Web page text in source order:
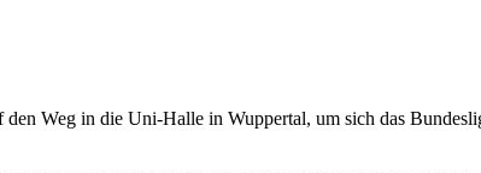
Weg in die Uni-Halle in Wuppertal, um sich das